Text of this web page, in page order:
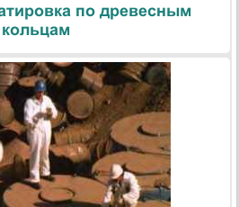
по древесным
кольцам